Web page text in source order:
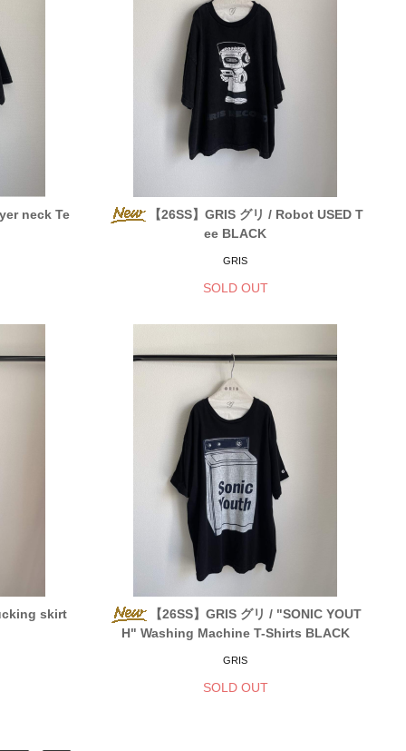
neck Te
【26SS】GRIS グリ / Robot USED T
ee BLACK
GRIS
SOLD OUT
skirt
【26SS】GRIS グリ / "SONIC YOUT
H" Washing Machine T-Shirts BLACK
GRIS
SOLD OUT